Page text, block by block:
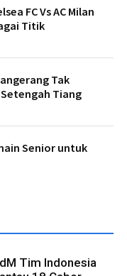
FC Vs AC Milan
Titik
Tak
Tiang
Senior untuk
Tim Indonesia